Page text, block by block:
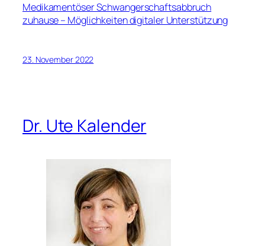
Medikamentöser Schwangerschaftsabbruch
zuhause – Möglichkeiten digitaler Unterstützung
23. November 2022
Dr. Ute Kalender